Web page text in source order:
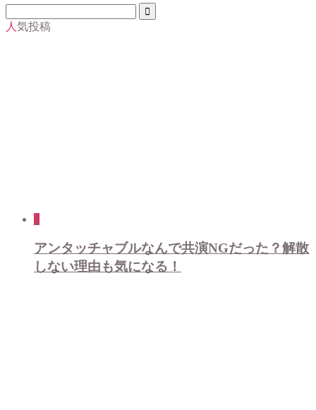
人気投稿
1
アンタッチャブルなんで共演NGだった？解散
しない理由も気になる！